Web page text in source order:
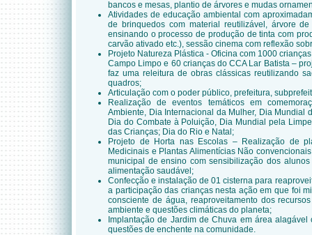
bancos e mesas, plantio de árvores e mudas
Atividades de educação ambiental com
de brinquedos com material reutilizável, árvore
ensinando o processo de produção de tinta com
carvão ativado etc.), sessão cinema com reflexão
Projeto Natureza Plástica - Oficina com 1000
Campo Limpo e 60 crianças do CCA Lar Batista –
faz uma releitura de obras clássicas reutilizando
quadros;
Articulação com o poder público, prefeitura,
Realização de eventos temáticos em
Ambiente, Dia Internacional da Mulher, Dia Mundial
Dia do Combate à Poluição, Dia Mundial pela
das Crianças; Dia do Rio e Natal;
Projeto de Horta nas Escolas – Realização de
Medicinais e Plantas Alimentícias Não
municipal de ensino com sensibilização dos
alimentação saudável;
Confecção e instalação de 01 cisterna para
a participação das crianças nesta ação em que foi
consciente de água, reaproveitamento dos
ambiente e questões climáticas do planeta;
Implantação de Jardim de Chuva em área
questões de enchente na comunidade.